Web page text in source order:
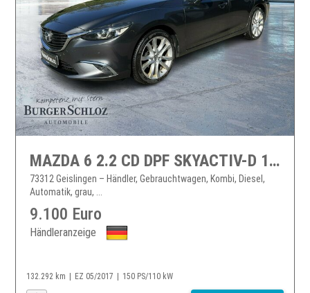
MAZDA 6 2.2 CD DPF SKYACTIV-D 150 Nakama 2xKlima AUT
73312 Geislingen – Händler, Gebrauchtwagen, Kombi, Diesel,
Automatik, grau, ...
9.100 Euro
Händleranzeige
132.292 km EZ 05/2017 150 PS/110 kW